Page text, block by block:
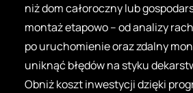
niż dom całoroczny lub
montaż etapowo – od analizy
po uruchomienie oraz zdalny
uniknąć błędów na styku
Obniż koszt inwestycji dzięki